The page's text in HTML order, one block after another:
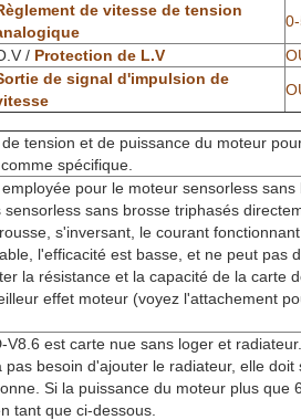
de vitesse de tension
/ Protection de L.V
de signal d'impulsion de
tension et de puissance du moteur
spécifique.
pour le moteur sensorless
sans brosse triphasés
s'inversant, le courant
l'efficacité est basse, et ne peut pas
la résistance et la capacité de la carte
effet moteur (voyez l'attachement
est carte nue sans loger et
besoin d'ajouter le radiateur, elle doit
Si la puissance du moteur plus que
tant que ci-dessous.